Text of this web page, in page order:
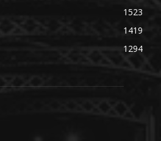
1523
1419
1294